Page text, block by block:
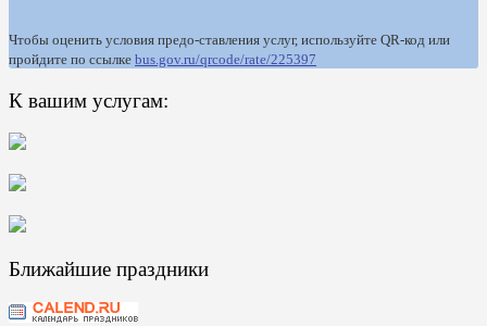
Чтобы оценить условия предо-ставления услуг, используйте QR-код или
пройдите по ссылке bus.gov.ru/qrcode/rate/225397
К вашим услугам:
Ближайшие праздники